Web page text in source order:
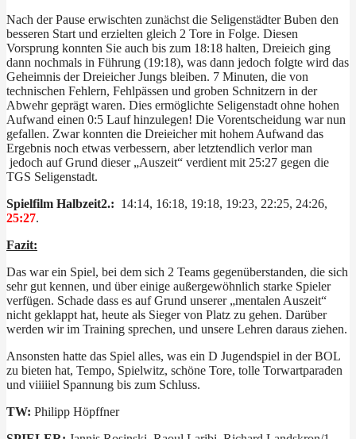
Nach der Pause erwischten zunächst die Seligenstädter Buben den
besseren Start und erzielten gleich 2 Tore in Folge. Diesen
Vorsprung konnten Sie auch bis zum 18:18 halten, Dreieich ging
dann nochmals in Führung (19:18), was dann jedoch folgte wird das
Geheimnis der Dreieicher Jungs bleiben. 7 Minuten, die von
technischen Fehlern, Fehlpässen und groben Schnitzern in der
Abwehr geprägt waren. Dies ermöglichte Seligenstadt ohne hohen
Aufwand einen 0:5 Lauf hinzulegen! Die Vorentscheidung war nun
gefallen. Zwar konnten die Dreieicher mit hohem Aufwand das
Ergebnis noch etwas verbessern, aber letztendlich verlor man
jedoch auf Grund dieser „Auszeit“ verdient mit 25:27 gegen die
TGS Seligenstadt.
Spielfilm Halbzeit2.: 14:14, 16:18, 19:18, 19:23, 22:25, 24:26,
25:27.
Fazit:
Das war ein Spiel, bei dem sich 2 Teams gegenüberstanden, die sich
sehr gut kennen, und über einige außergewöhnlich starke Spieler
verfügen. Schade dass es auf Grund unserer „mentalen Auszeit“
nicht geklappt hat, heute als Sieger von Platz zu gehen. Darüber
werden wir im Training sprechen, und unsere Lehren daraus ziehen.
Ansonsten hatte das Spiel alles, was ein D Jugendspiel in der BOL
zu bieten hat, Tempo, Spielwitz, schöne Tore, tolle Torwartparaden
und viiiiiel Spannung bis zum Schluss.
TW: Philipp Höpffner